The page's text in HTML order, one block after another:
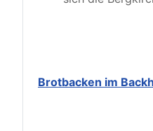
Brotbacken im